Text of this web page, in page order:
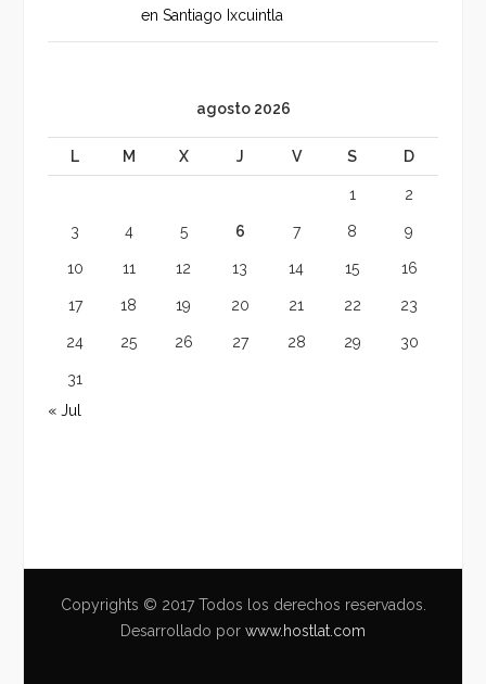
en Santiago Ixcuintla
agosto 2026
L M X J V S D
1 2
3 4 5 6 7 8 9
10 11 12 13 14 15 16
17 18 19 20 21 22 23
24 25 26 27 28 29 30
31
« Jul
Copyrights © 2017 Todos los derechos reservados.
Desarrollado por www.hostlat.com